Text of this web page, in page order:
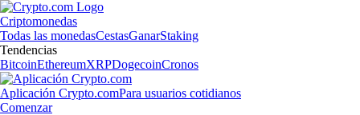
Criptomonedas
Todas las monedasCestasGanarStaking
Tendencias
BitcoinEthereumXRPDogecoinCronos
Aplicación Crypto.comPara usuarios cotidianos
Comenzar